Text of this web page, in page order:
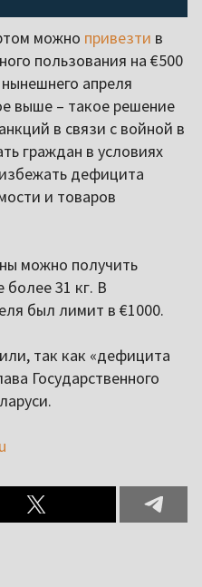
можно привезти в
пользования на €500
апреля
выше – такое решение
в связи с войной в
граждан в условиях
дефицита
и товаров
можно получить
более 31 кг. В
был лимит в €1000.
так как «дефицита
Государственного